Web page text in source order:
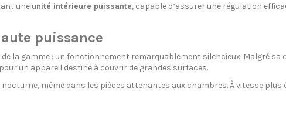
une unité intérieure puissante, capable d’assurer une régulation
puissance
la gamme : un fonctionnement remarquablement silencieux. Malgré sa
un appareil destiné à couvrir de grandes surfaces.
même dans les pièces attenantes aux chambres. À vitesse